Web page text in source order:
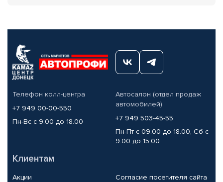
Телефон колл-центра
+7 949 00-00-550
Пн-Вс с 9.00 до 18.00
Автосалон (отдел продаж
автомобилей)
+7 949 503-45-55
Пн-Пт с 09.00 до 18.00, Сб с
9.00 до 15.00
Клиентам
Акции
Согласие посетителя сайта